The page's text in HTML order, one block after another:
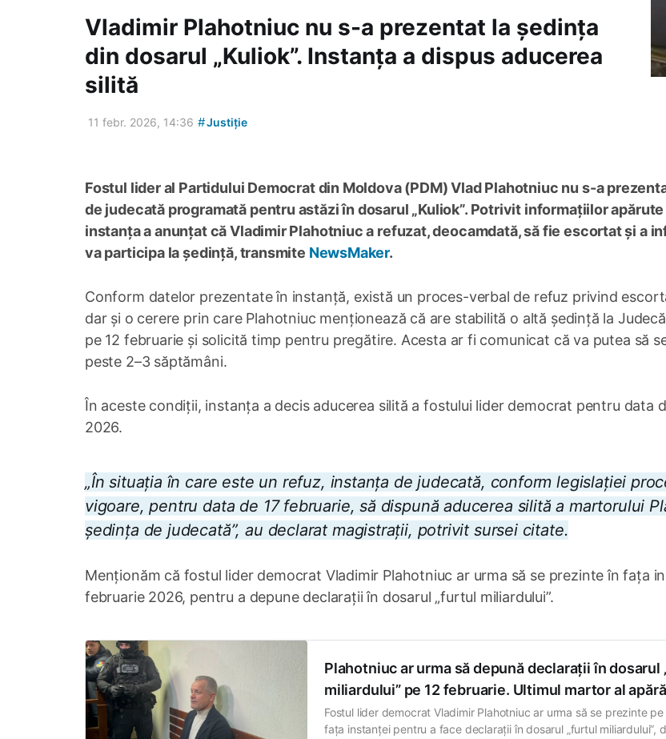
Vladimir Plahotniuc nu s-a prezentat la ședința
din dosarul „Kuliok”. Instanța a dispus aducerea
silită
11 febr. 2026, 14:36 #Justiție
Fostul lider al Partidului Democrat din Moldova (PDM) Vlad Plahotniuc nu s-a
de judecată programată pentru astăzi în dosarul „Kuliok”. Potrivit informațiilor apărute
instanța a anunțat că Vladimir Plahotniuc a refuzat, deocamdată, să fie escortat și a
va participa la ședință, transmite NewsMaker.
Conform datelor prezentate în instanță, există un proces-verbal de refuz privind
dar și o cerere prin care Plahotniuc menționează că are stabilită o altă ședință la
pe 12 februarie și solicită timp pentru pregătire. Acesta ar fi comunicat că va putea să
peste 2–3 săptămâni.
În aceste condiții, instanța a decis aducerea silită a fostului lider democrat pentru data
2026.
„În situația în care este un refuz, instanța de judecată, conform legislației
vigoare, pentru data de 17 februarie, să dispună aducerea silită a martorului
ședința de judecată”, au declarat magistrații, potrivit sursei citate.
Menționăm că fostul lider democrat Vladimir Plahotniuc ar urma să se prezinte în fața
februarie 2026, pentru a depune declarații în dosarul „furtul miliardului”.
Plahotniuc ar urma să depună declarații în dosarul
miliardului” pe 12 februarie. Ultimul martor al
Fostul lider democrat Vladimir Plahotniuc ar urma să se prezinte
fața instanței pentru a face declarații în dosarul „furtul miliardului”,